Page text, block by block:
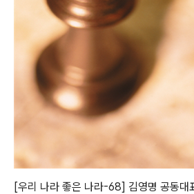
[우리 나라 좋은 나라-68] 김영명 공동대